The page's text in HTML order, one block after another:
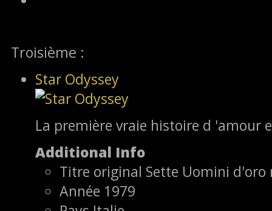
Troisième :
Star Odyssey
La première vraie histoire d 'amour
Additional Info
Titre original Sette Uomini d'oro
Année 1979